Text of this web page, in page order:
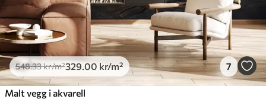
Peel and Stick
925.00 .00 /m²
548.33kr/m²329 .00 kr/m² 7
Malt vegg i akvarell